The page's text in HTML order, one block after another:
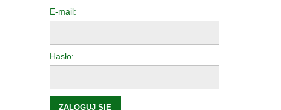
E-mail:
Hasło:
ZALOGUJ SIĘ